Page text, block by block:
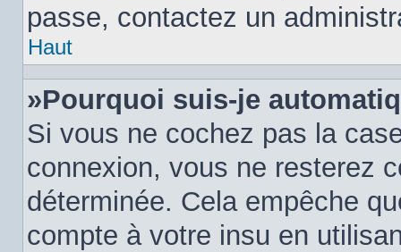
passe, contactez un
Haut
»Pourquoi suis-je
Si vous ne cochez pas la
connexion, vous ne resterez
déterminée. Cela empêche
compte à votre insu en